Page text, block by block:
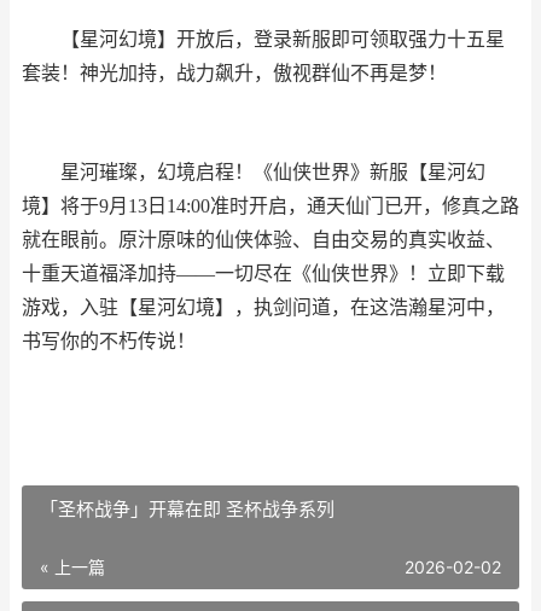
【星河幻境】开放后，登录新服即可领取强力十五星
套装！神光加持，战力飙升，傲视群仙不再是梦！
星河璀璨，幻境启程！《仙侠世界》新服【星河幻
境】将于9月13日14:00准时开启，通天仙门已开，修真之路
就在眼前。原汁原味的仙侠体验、自由交易的真实收益、
十重天道福泽加持——一切尽在《仙侠世界》！立即下载
游戏，入驻【星河幻境】，执剑问道，在这浩瀚星河中，
书写你的不朽传说！
「圣杯战争」开幕在即 圣杯战争系列
« 上一篇 2026-02-02